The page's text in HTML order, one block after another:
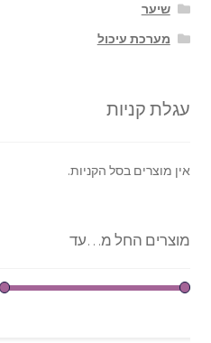
שיער
מערכת עיכול
עגלת קניות
אין מוצרים בסל הקניות.
מוצרים החל מ…עד